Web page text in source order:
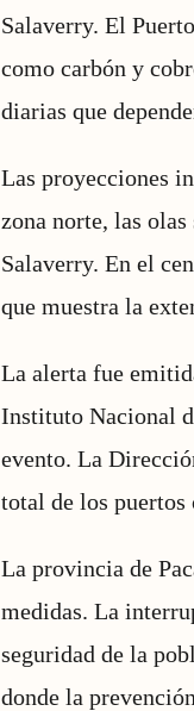
Salaverry. El
como carbón y
diarias que
Las proyecciones
zona norte, las olas
Salaverry. En el
que muestra la
La alerta fue
Instituto Nacional
evento. La
total de los puertos
La provincia de
medidas. La
seguridad de la
donde la